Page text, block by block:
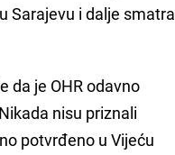
Sarajevu i dalje smatra
da je OHR odavno
nisu priznali
potvrđeno u Vijeću